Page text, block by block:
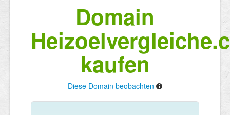
Domain
kaufen
Diese Domain beobachten